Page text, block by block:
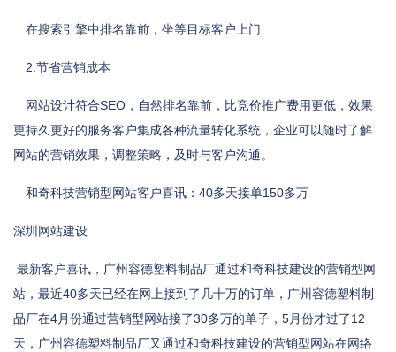
在搜索引擎中排名靠前，坐等目标客户上门
2.节省营销成本
网站设计符合SEO，自然排名靠前，比竞价推广费用更低，效果
更持久更好的服务客户集成各种流量转化系统，企业可以随时了解
网站的营销效果，调整策略，及时与客户沟通。
和奇科技营销型网站客户喜讯：40多天接单150多万
深圳网站建设
最新客户喜讯，广州容德塑料制品厂通过和奇科技建设的营销型网
站，最近40多天已经在网上接到了几十万的订单，广州容德塑料制
品厂在4月份通过营销型网站接了30多万的单子，5月份才过了12
天，广州容德塑料制品厂又通过和奇科技建设的营销型网站在网络